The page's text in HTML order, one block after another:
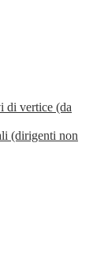
di vertice (da
(dirigenti non